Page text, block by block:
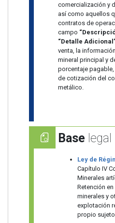
comercialización y
así como aquellos
contratos de
campo
“Detalle
venta, la
mineral principal y
porcentaje
de cotización del
metálico.
Base legal
Ley de
Capítulo IV
Minerales
Retención
minerales y
explotación
propio